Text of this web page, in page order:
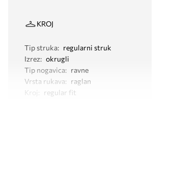
KROJ
Tip struka: regularni struk
Izrez: okrugli
Tip nogavica: ravne
Vrsta rukava: raglan
Kroj
regular fit